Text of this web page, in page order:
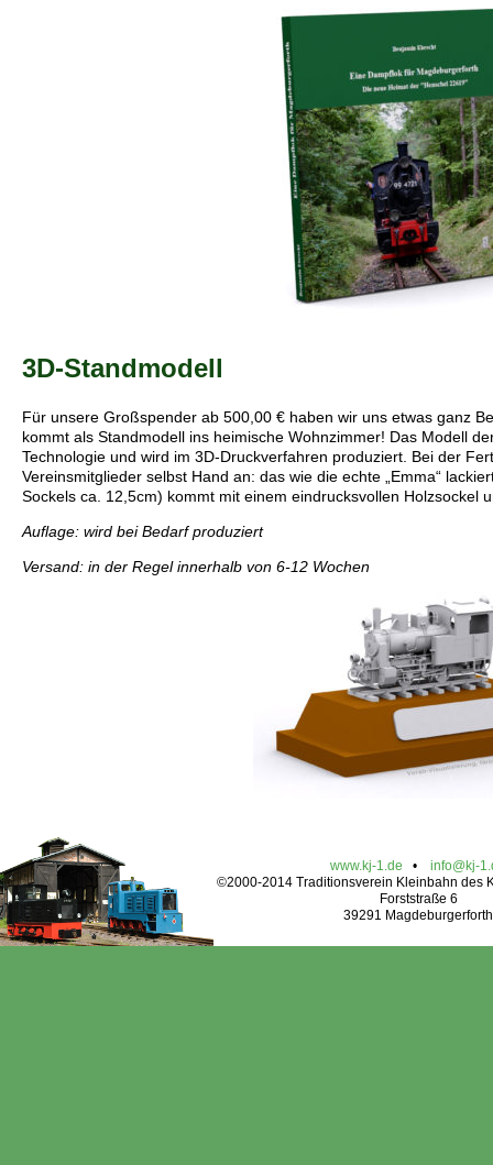
3D-Standmodell
Für unsere Großspender ab 500,00 € haben wir uns etwas ganz
kommt als Standmodell ins heimische Wohnzimmer! Das Modell
Technologie und wird im 3D-Druckverfahren produziert. Bei der
Vereinsmitglieder selbst Hand an: das wie die echte „Emma“
Sockels ca. 12,5cm) kommt mit einem eindrucksvollen Holzsockel
Auflage: wird bei Bedarf produziert
Versand: in der Regel innerhalb von 6-12 Wochen
www.kj-1.de • info@kj-
©2000-2014 Traditionsverein Kleinbahn des
Forststraße 6
39291 Magdeburgerforth